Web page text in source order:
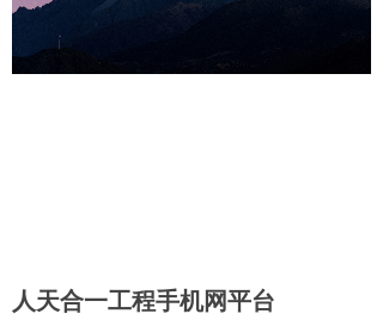
人天合一工程手机网平台